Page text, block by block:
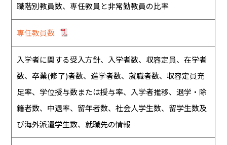
職階別教員数、専任教員と非常勤教員の比率
専任教員数
入学者に関する受入方針、入学者数、収容定員、在学者
数、卒業(修了)者数、進学者数、就職者数、収容定員充
足率、学位授与数または授与率、入学者推移、退学・除
籍者数、中退率、留年者数、社会人学生数、留学生数及
び海外派遣学生数、就職先の情報